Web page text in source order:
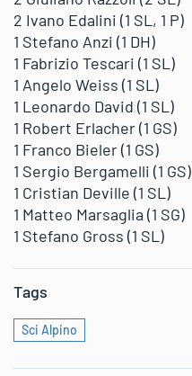
2 Ivano Edalini (1 SL, 1 P)
1 Stefano Anzi (1 DH)
1 Fabrizio Tescari (1 SL)
1 Angelo Weiss (1 SL)
1 Leonardo David (1 SL)
1 Robert Erlacher (1 GS)
1 Franco Bieler (1 GS)
1 Sergio Bergamelli (1 GS)
1 Cristian Deville (1 SL)
1 Matteo Marsaglia (1 SG)
1 Stefano Gross (1 SL)
Tags
Sci Alpino